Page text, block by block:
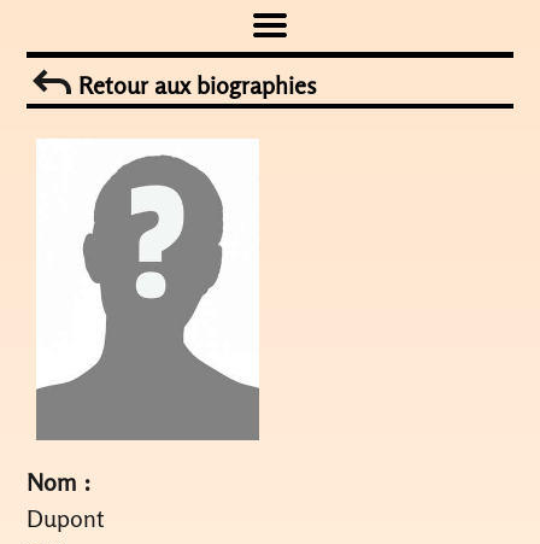
to
contentRetour aux biographies
Nom :
Dupont